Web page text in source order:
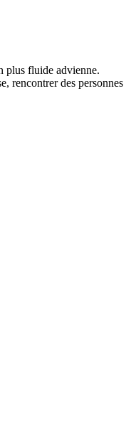
plus fluide advienne.
rencontrer des personnes